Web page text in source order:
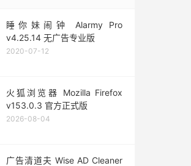
睡你妹闹钟 Alarmy Pro
v4.25.14 无广告专业版
2020-07-12
火狐浏览器 Mozilla Firefox
v153.0.3 官方正式版
2026-08-04
广告清道夫 Wise AD Cleaner